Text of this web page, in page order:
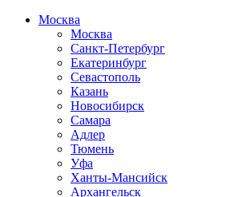
Москва
Москва
Санкт-Петербург
Екатеринбург
Севастополь
Казань
Новосибирск
Самара
Адлер
Тюмень
Уфа
Ханты-Мансийск
Архангельск